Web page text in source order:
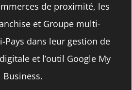
de proximité, les
et Groupe multi-
dans leur gestion de
et l’outil Google My
Business.